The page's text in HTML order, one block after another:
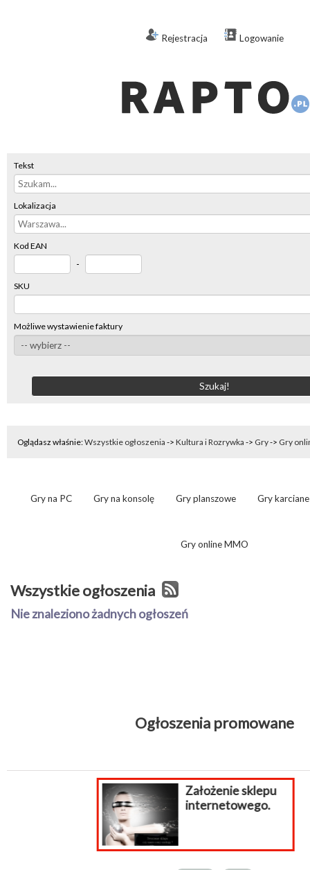
Rejestracja Logowanie
Tekst
Lokalizacja
Kod EAN
-
SKU
Możliwe wystawienie faktury
Oglądasz właśnie:Wszystkie ogłoszenia -> Kultura i Rozrywka -> Gry-> Gry
Gry na PC Gry na konsolę Gry planszowe Gry karciane
Gry online MMO
Wszystkie ogłoszenia
Nie znaleziono żadnych ogłoszeń
Ogłoszenia promowane
Założenie sklepu